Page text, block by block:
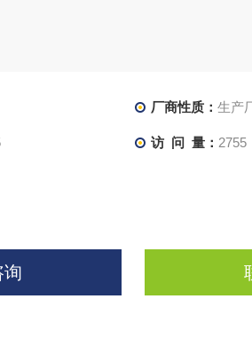
厂商性质： 生产
访 问 量： 2755
询